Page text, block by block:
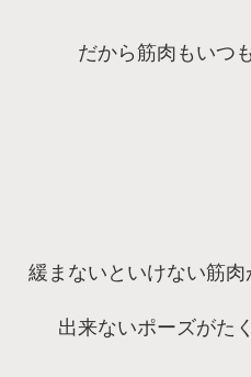
だから筋肉もいつ
緩まないといけない筋
出来ないポーズがた